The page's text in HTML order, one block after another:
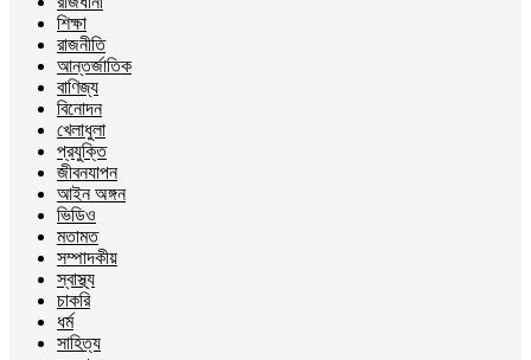
শিক্ষা
রাজনীতি
আন্তর্জাতিক
বাণিজ্য
বিনোদন
খেলাধুলা
প্রযুক্তি
জীবনযাপন
আইন অঙ্গন
ভিডিও
মতামত
সম্পাদকীয়
স্বাস্থ্য
চাকরি
ধর্ম
সাহিত্য